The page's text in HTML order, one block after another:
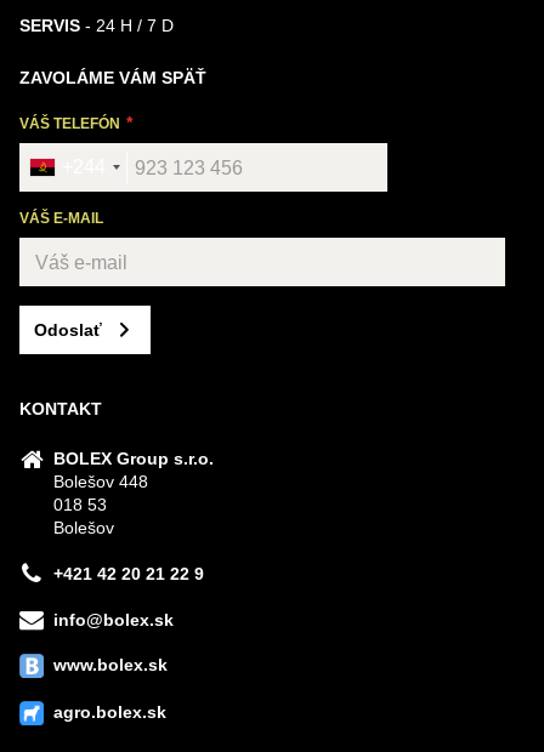
SERVIS - 24 H / 7 D
ZAVOLÁME VÁM SPÄŤ
VÁŠ TELEFÓN
VÁŠ E-MAIL
Odoslať
KONTAKT
BOLEX Group s.r.o.
Bolešov 448
018 53
Bolešov
+421 42 20 21 22 9
info@bolex.sk
www.bolex.sk
agro.bolex.sk